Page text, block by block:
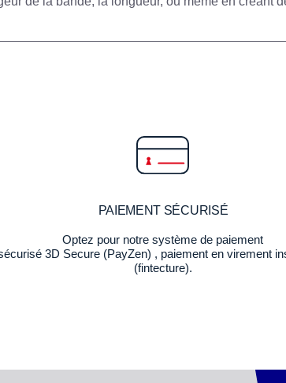
PAIEMENT SÉCURISÉ
Optez pour notre système de paiement
3D Secure (PayZen) , paiement en virement
(fintecture).